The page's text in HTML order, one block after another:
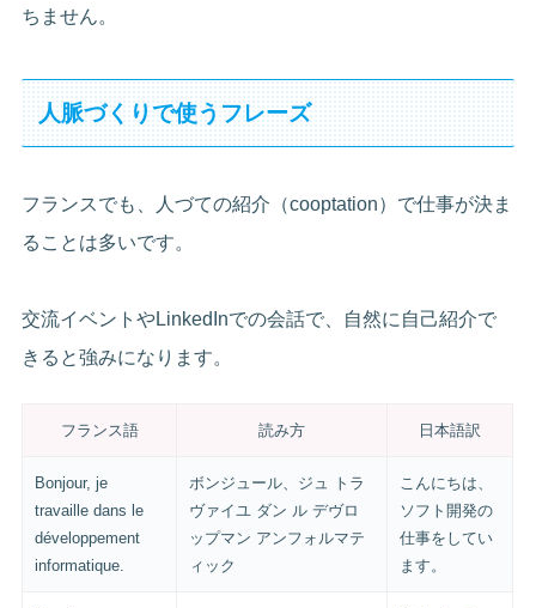
ちません。
人脈づくりで使うフレーズ
フランスでも、人づての紹介（cooptation）で仕事が決ま
ることは多いです。
交流イベントやLinkedInでの会話で、自然に自己紹介で
きると強みになります。
フランス語 読み方 日本語訳
Bonjour, je
travaille dans le
développement
informatique.
ボンジュール、ジュ トラ
ヴァイユ ダン ル デヴロ
ップマン アンフォルマテ
ィック
こんにちは、
ソフト開発の
仕事をしてい
ます。